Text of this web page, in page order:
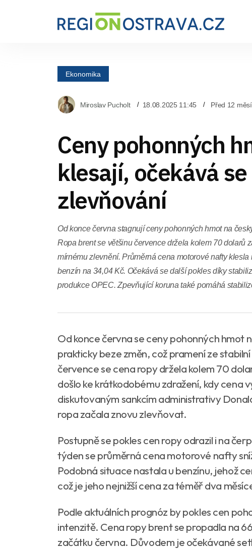
Ekonomika
Miroslav Pucholt 18.08.2025 11:45 Před 12
Ceny pohonných
klesají, očekává
zlevňování
Od konce června stagnují ceny pohonných hmot na
Ropa brent se většinu července držela kolem 70 dolarů
mírnému zlevnění. Průměrná cena motorové nafty klesla
benzín na 34,04 Kč. Očekává se další pokles díky
produkce OPEC. Zpevňující koruna také pomáhá
Od konce června se ceny pohonných hmot
prakticky beze změn, což pramení ze
července se cena ropy držela kolem 70
došlo ke krátkodobému zdražení, kdy cena
diskutovaným sankcím administrativy
ropa začala znovu zlevňovat.
Postupně se pokles cen ropy odrazil i na
týden se průměrná cena motorové nafty
Podobná situace nastala u benzínu, jehož
což je jeho nejnižší cena za téměř dva
Podle aktuálních prognóz by pokles cen
intenzitě. Cena ropy brent se propadla na
začátku června. Důvodem je očekávané